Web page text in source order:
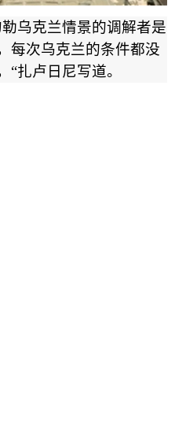
乌克兰情景的调解者是
每次乌克兰的条件都没
“扎卢日尼写道。